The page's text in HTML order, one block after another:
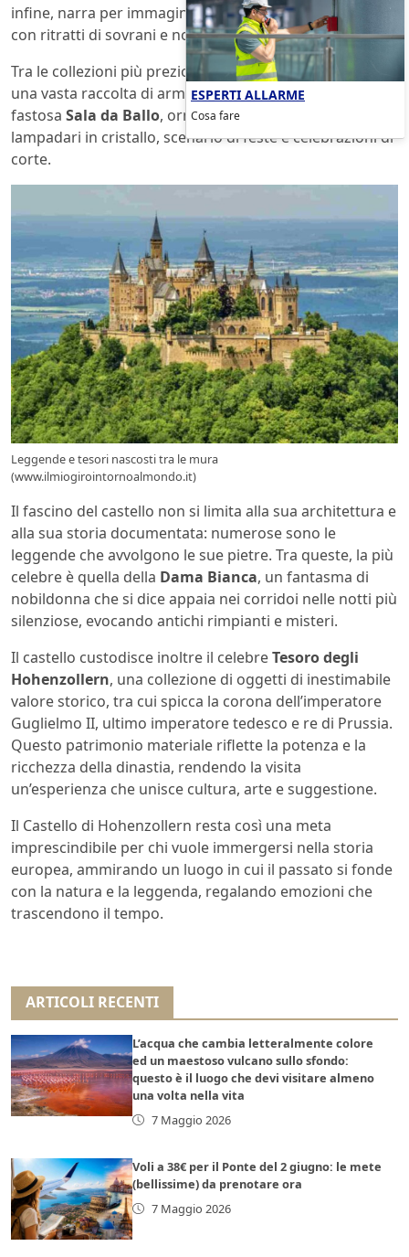
infine, narra per immagini la genealogia della dinastia,
con ritratti di sovrani e nobildonne.
Tra le collezioni più preziose spiccano la Armeria , con
una vasta raccolta di armi e armature storiche, e la
fastosa Sala da Ballo, ornata da specchi dorati e
lampadari in cristallo, scenario di feste e celebrazioni di
corte.
Leggende e tesori nascosti tra le mura
(www.ilmiogirointornoalmondo.it)
Il fascino del castello non si limita alla sua architettura e
alla sua storia documentata: numerose sono le
leggende che avvolgono le sue pietre. Tra queste, la più
celebre è quella della Dama Bianca, un fantasma di
nobildonna che si dice appaia nei corridoi nelle notti più
silenziose, evocando antichi rimpianti e misteri.
Il castello custodisce inoltre il celebreTesoro degli
Hohenzollern, una collezione di oggetti di inestimabile
valore storico, tra cui spicca la corona dell’imperatore
Guglielmo II, ultimo imperatore tedesco e re di Prussia.
Questo patrimonio materiale riflette la potenza e la
ricchezza della dinastia, rendendo la visita
un’esperienza che unisce cultura, arte e suggestione.
Il Castello di Hohenzollern resta così una meta
imprescindibile per chi vuole immergersi nella storia
europea, ammirando un luogo in cui il passato si fonde
con la natura e la leggenda, regalando emozioni che
trascendono il tempo.
ARTICOLI RECENTI
L’acqua che cambia letteralmente colore
ed un maestoso vulcano sullo sfondo:
questo è il luogo che devi visitare almeno
una volta nella vita
7 Maggio 2026
Voli a 38€ per il Ponte del 2 giugno: le mete
(bellissime) da prenotare ora
7 Maggio 2026
ESPERTI ALLARME
Cosa fare